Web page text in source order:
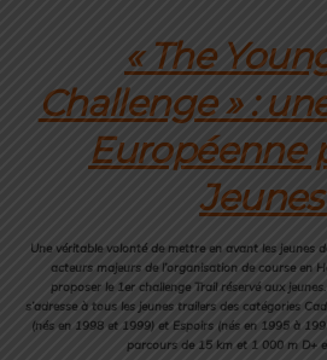
« The
Challenge » :
Européenne
Une véritable volonté de mettre en avant les jeunes
acteurs majeurs de l’organisation de course en
proposer le 1er challenge Trail réservé aux
s’adresse à tous les jeunes trailers des catégories
(nés en 1998 et 1999) et Espoirs (nés en 1995 à
parcours de 15 km et 1 000 m D+